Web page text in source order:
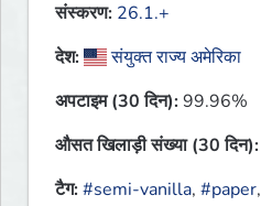
संस्करण: 26.1.+
देश:
संयुक्त राज्य अमेरिका
अपटाइम (30 दिन):99.96%
औसत खिलाड़ी संख्या (30 दिन):
टैग:#semi-vanilla, #paper,